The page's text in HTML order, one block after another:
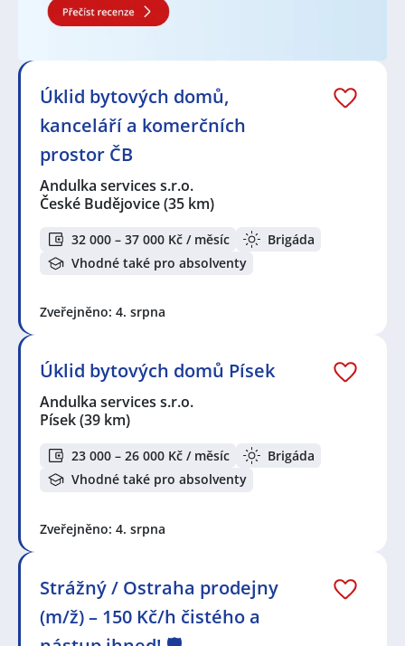
Úklid bytových domů,
kanceláří a komerčních
prostor ČB
Andulka services s.r.o.
České Budějovice(35 km)
32 000 – 37 000 Kč / měsíc
Brigáda
Vhodné také pro absolventy
Zveřejněno: 4. srpna
Úklid bytových domů Písek
Andulka services s.r.o.
Písek(39 km)
23 000 – 26 000 Kč / měsíc
Brigáda
Vhodné také pro absolventy
Zveřejněno: 4. srpna
Strážný / Ostraha prodejny
(m/ž) – 150 Kč/h čistého a